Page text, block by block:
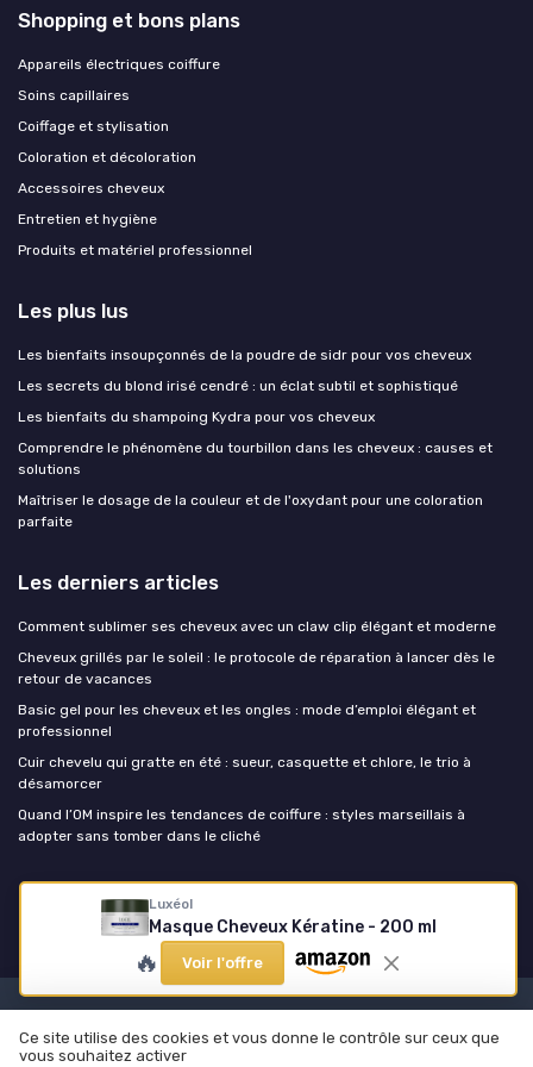
Luxéol
Masque Cheveux Kératine - 200 ml
🔥 Voir l'offre
Shopping et bons plans
Appareils électriques coiffure
Soins capillaires
Coiffage et stylisation
Coloration et décoloration
Accessoires cheveux
Entretien et hygiène
Produits et matériel professionnel
Les plus lus
Les bienfaits insoupçonnés de la poudre de sidr pour vos cheveux
Les secrets du blond irisé cendré : un éclat subtil et sophistiqué
Les bienfaits du shampoing Kydra pour vos cheveux
Comprendre le phénomène du tourbillon dans les cheveux : causes et
solutions
Maîtriser le dosage de la couleur et de l'oxydant pour une coloration
parfaite
Les derniers articles
Comment sublimer ses cheveux avec un claw clip élégant et moderne
Cheveux grillés par le soleil : le protocole de réparation à lancer dès le
retour de vacances
Basic gel pour les cheveux et les ongles : mode d’emploi élégant et
professionnel
Cuir chevelu qui gratte en été : sueur, casquette et chlore, le trio à
désamorcer
Quand l’OM inspire les tendances de coiffure : styles marseillais à
adopter sans tomber dans le cliché
Coupe de cheveux
© Coupe de cheveux 2026
Ce site utilise des cookies et vous donne le contrôle sur ceux que
vous souhaitez activer